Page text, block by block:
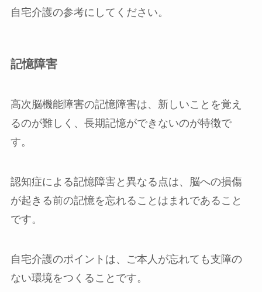
自宅介護の参考にしてください。
記憶障害
高次脳機能障害の記憶障害は、新しいことを覚え
るのが難しく、長期記憶ができないのが特徴で
す。
認知症による記憶障害と異なる点は、脳への損傷
が起きる前の記憶を忘れることはまれであること
です。
自宅介護のポイントは、ご本人が忘れても支障の
ない環境をつくることです。